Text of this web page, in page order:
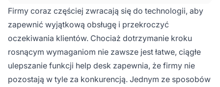
baza wiedzy i wiele więcej. Wdrożenie
oprogramowania web help desk pozwala
zespołom service desk na rozwiązanie
wszystkich zapytań klientów i zamknięcie
zgłoszeń na czas oraz z maksymalnym
zadowoleniem klienta.
Firmy coraz częściej zwracają się do technologii, aby
zapewnić wyjątkową obsługę i przekroczyć
oczekiwania klientów. Chociaż dotrzymanie kroku
rosnącym wymaganiom nie zawsze jest łatwe, ciągłe
ulepszanie funkcji help desk zapewnia, że firmy nie
pozostają w tyle za konkurencją. Jednym ze sposobów